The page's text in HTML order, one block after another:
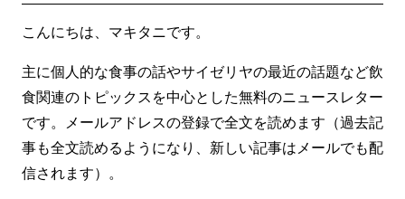
こんにちは、マキタニです。
主に個人的な食事の話やサイゼリヤの最近の話題など飲
食関連のトピックスを中心とした無料のニュースレター
です。メールアドレスの登録で全文を読めます（過去記
事も全文読めるようになり、新しい記事はメールでも配
信されます）。